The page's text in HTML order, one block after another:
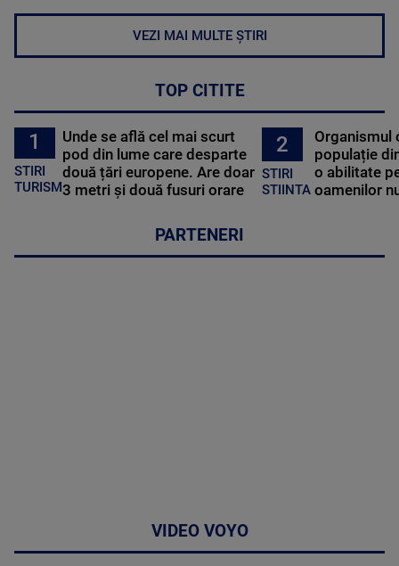
VEZI MAI MULTE ȘTIRI
TOP CITITE
1
STIRI
TURISM
Unde se află cel mai scurt
pod din lume care desparte
două țări europene. Are doar
3 metri și două fusuri orare
2
STIRI
STIINTA
Organismul
populație
o abilitate
oamenilor
PARTENERI
VIDEO VOYO